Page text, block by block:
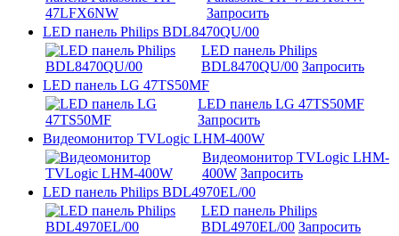
Запросить
LED панель Philips BDL8470QU/00
LED панель Philips
BDL8470QU/00 Запросить
LED панель LG 47TS50MF
LED панель LG 47TS50MF
Запросить
Видеомонитор TVLogic LHM-400W
Видеомонитор TVLogic LHM-
400W Запросить
LED панель Philips BDL4970EL/00
LED панель Philips
BDL4970EL/00 Запросить